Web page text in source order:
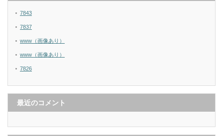
7843
7837
www（画像あり）
www（画像あり）
7826
最近のコメント